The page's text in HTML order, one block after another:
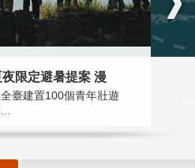
限定避暑提案 漫
臺建置100個青年壯遊